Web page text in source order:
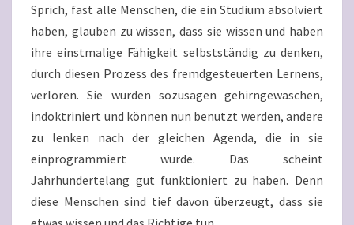
Sprich, fast alle Menschen, die ein Studium absolviert
haben, glauben zu wissen, dass sie wissen und haben
ihre einstmalige Fähigkeit selbstständig zu denken,
durch diesen Prozess des fremdgesteuerten Lernens,
verloren. Sie wurden sozusagen gehirngewaschen,
indoktriniert und können nun benutzt werden, andere
zu lenken nach der gleichen Agenda, die in sie
einprogrammiert wurde. Das scheint
Jahrhundertelang gut funktioniert zu haben. Denn
diese Menschen sind tief davon überzeugt, dass sie